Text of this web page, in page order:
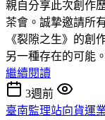
親自分享此次創作
茶會。誠摯邀請所
《裂隙之生》的創
另一種存在的可能。
繼續閱讀
3週前
臺南監理站向貨運